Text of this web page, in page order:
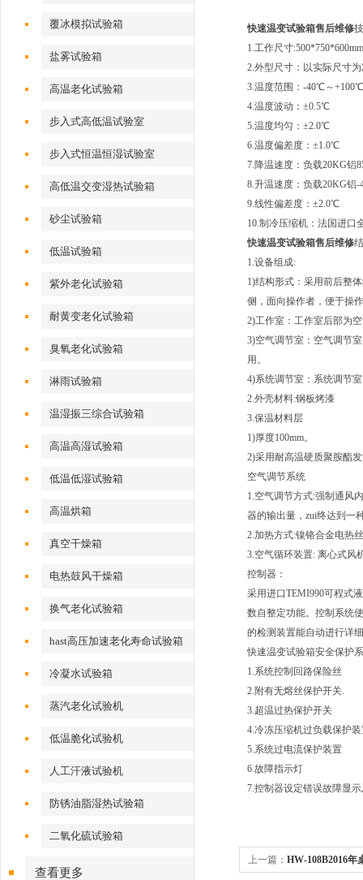
覆冰模拟试验箱
盐雾试验箱
高温老化试验箱
步入式高低温试验室
步入式恒温恒湿试验室
高低温交变湿热试验箱
砂尘试验箱
低温试验箱
紫外老化试验箱
耐黄变老化试验箱
臭氧老化试验箱
淋雨试验箱
温湿振三综合试验箱
高温高湿试验箱
低温低湿试验箱
高温烘箱
真空干燥箱
电热鼓风干燥箱
换气老化试验箱
hast高压加速老化寿命试验箱
冷凝水试验箱
蒸汽老化试验机
低温脆化试验机
人工汗液试验机
防锈油脂湿热试验箱
二氧化硫试验箱
查看更多
快速温变试验箱售后维修
1.工作尺寸
2.外型尺寸：以实际尺寸
3.温度范围：-40℃～+100℃
4.温度波动：±0.5℃
5.温度均匀：±2.0℃
6.温度偏差度：±1.0℃
7.降温速度：负载20KG
8.升温速度：负载20KG
9.线性偏差度：±2.0℃
10.制冷压缩机：法国进口
快速温变试验箱售后维修
1.设备组成:
1)结构形式：采用前后整
侧，面向操作者，便于操
2)工作室：工作室后部为
3)空气调节室：空气调节
用。
4)系统调节室：系统调节
2.外壳材料:钢板烤漆
3.保温材料层
1)厚度100mm。
2)采用耐高温硬质聚胺酯
空气调节系统
1.空气调节方式:强制通风
器的输出量，zui终达到一
2.加热方式:镍铬合金电热
3.空气循环装置: 离心式风
控制器：
采用进口TEMI990可程式
数自整定功能。控制系统
的检测装置能自动进行详
快速温变试验箱安全保护
1.系统控制回路保险丝
2.附有无熔丝保护开关.
3.超温过热保护开关
4.冷冻压缩机过负载保护装
5.系统过电流保护装置
6.故障指示灯
7.控制器设定错误故障显
上一篇： HW-108B2016年